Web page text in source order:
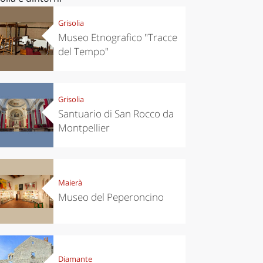
Grisolia
Museo Etnografico "Tracce
del Tempo"
Grisolia
Santuario di San Rocco da
Montpellier
Maierà
Museo del Peperoncino
Diamante